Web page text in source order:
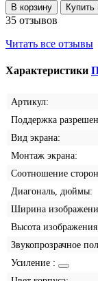
В корзину Купить
35 отзывов
Читать все отзывы
Характеристики
Артикул:
Поддержка
Вид экрана:
Монтаж экрана:
Соотношение
Диагональ, дюймы:
Ширина
Высота
Звукопрозрачное
Усиление :